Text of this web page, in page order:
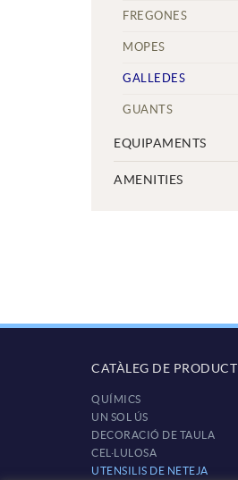
FREGONES
MOPES
GALLEDES
GUANTS
EQUIPAMENTS
AMENITIES
CATÀLEG DE
QUÍMICS
UN SOL ÚS
DECORACIÓ DE TAULA
CEL·LULOSA
UTENSILIS DE NETEJA